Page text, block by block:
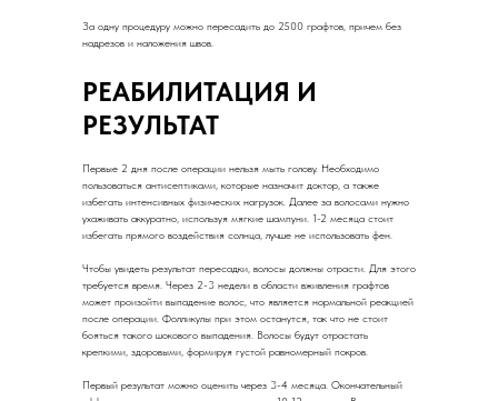
За одну процедуру можно пересадить до 2500 графтов, причем без
надрезов и наложения швов.
РЕАБИЛИТАЦИЯ И
РЕЗУЛЬТАТ
Первые 2 дня после операции нельзя мыть голову. Необходимо
пользоваться антисептиками, которые назначит доктор, а также
избегать интенсивных физических нагрузок. Далее за волосами нужно
ухаживать аккуратно, используя мягкие шампуни. 1-2 месяца стоит
избегать прямого воздействия солнца, лучше не использовать фен.
Чтобы увидеть результат пересадки, волосы должны отрасти. Для этого
требуется время. Через 2-3 недели в области вживления графтов
может произойти выпадение волос, что является нормальной реакцией
после операции. Фолликулы при этом останутся, так что не стоит
бояться такого шокового выпадения. Волосы будут отрастать
крепкими, здоровыми, формируя густой равномерный покров.
Первый результат можно оценить через 3-4 месяца. Окончательный